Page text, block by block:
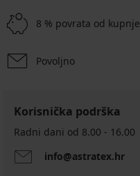
-20 % GET20
4,7
-20 % GET20
4,84,9
-20 % GET20
5
8 % povrata od kupnje
Povoljno
Korisnička podrška
Radni dani od 8.00 - 16.00
info@astratex.hr